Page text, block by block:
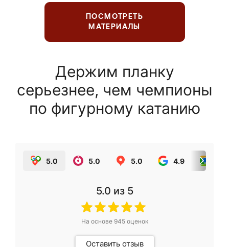
ПОСМОТРЕТЬ
МАТЕРИАЛЫ
Держим планку
серьезнее, чем чемпионы
по фигурному катанию
5.0 5.0 5.0 4.9
5.0 из 5
На основе 945оценок
Оставить отзыв